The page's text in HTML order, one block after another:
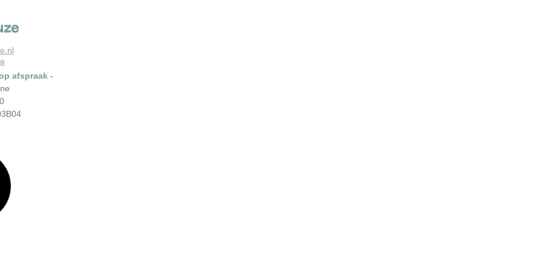
afspraak -